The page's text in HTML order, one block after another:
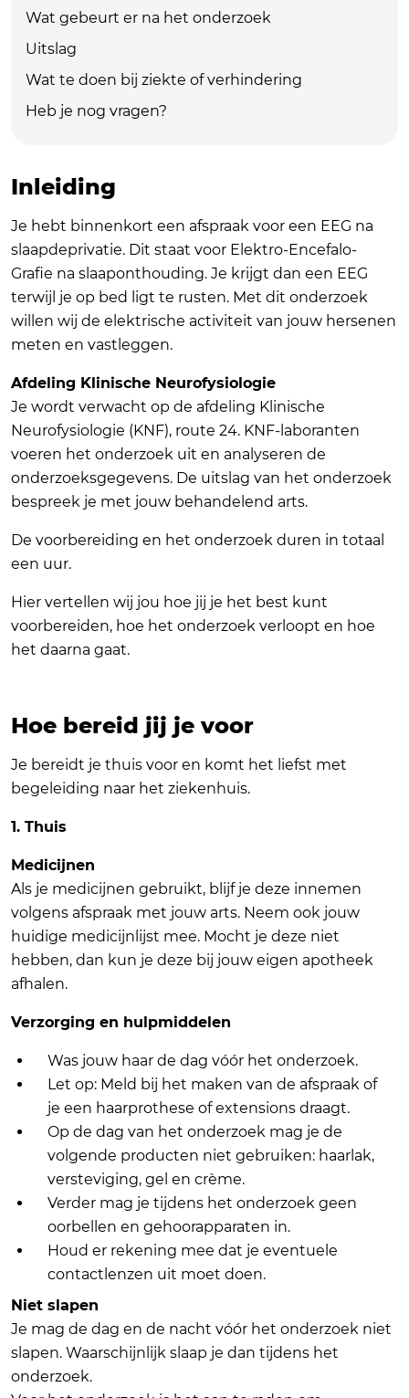
Wat gebeurt er na het onderzoek
Uitslag
Wat te doen bij ziekte of verhindering
Heb je nog vragen?
Inleiding
Je hebt binnenkort een afspraak voor een EEG na
slaapdeprivatie. Dit staat voor Elektro-Encefalo-
Grafie na slaaponthouding. Je krijgt dan een EEG
terwijl je op bed ligt te rusten. Met dit onderzoek
willen wij de elektrische activiteit van jouw hersenen
meten en vastleggen.
Afdeling Klinische Neurofysiologie
Je wordt verwacht op de afdeling Klinische
Neurofysiologie (KNF), route 24. KNF-laboranten
voeren het onderzoek uit en analyseren de
onderzoeksgegevens. De uitslag van het onderzoek
bespreek je met jouw behandelend arts.
De voorbereiding en het onderzoek duren in totaal
een uur.
Hier vertellen wij jou hoe jij je het best kunt
voorbereiden, hoe het onderzoek verloopt en hoe
het daarna gaat.
Hoe bereid jij je voor
Je bereidt je thuis voor en komt het liefst met
begeleiding naar het ziekenhuis.
1. Thuis
Medicijnen
Als je medicijnen gebruikt, blijf je deze innemen
volgens afspraak met jouw arts. Neem ook jouw
huidige medicijnlijst mee. Mocht je deze niet
hebben, dan kun je deze bij jouw eigen apotheek
afhalen.
Verzorging en hulpmiddelen
Was jouw haar de dag vóór het onderzoek.
Let op: Meld bij het maken van de afspraak of
je een haarprothese of extensions draagt.
Op de dag van het onderzoek mag je de
volgende producten niet gebruiken: haarlak,
versteviging, gel en crème.
Verder mag je tijdens het onderzoek geen
oorbellen en gehoorapparaten in.
Houd er rekening mee dat je eventuele
contactlenzen uit moet doen.
Niet slapen
Je mag de dag en de nacht vóór het onderzoek niet
slapen. Waarschijnlijk slaap je dan tijdens het
onderzoek.